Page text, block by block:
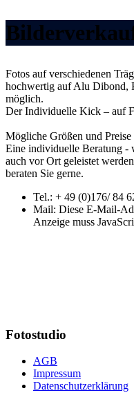
Fotos auf verschiedenen
hochwertig auf Alu Dibond,
möglich.
Der Individuelle Kick – auf
Mögliche Größen und
Eine individuelle Beratung -
auch vor Ort geleistet
beraten Sie gerne.
Tel.: + 49 (0)176/ 84
Mail: Diese E-Mail-
Anzeige muss
Fotostudio
AGB
Impressum
Datenschutzerklärung